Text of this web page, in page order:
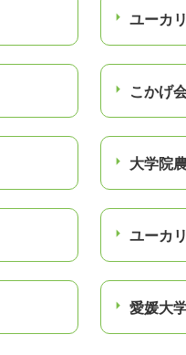
ユーカ
こかげ
大学院
ユーカ
愛媛大